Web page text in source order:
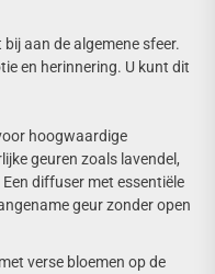
aan de algemene sfeer.
en herinnering. U kunt dit
hoogwaardige
geuren zoals lavendel,
diffuser met essentiële
geur zonder open
verse bloemen op de